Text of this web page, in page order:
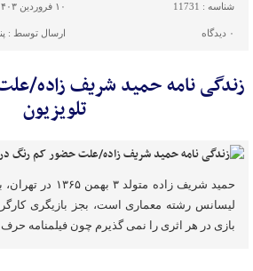
شناسه : 11731 ۱۰ فروردین ۱۴۰۳ - ۱۶:۵۸
۰ دیدگاه ارسال توسط :
زندگی نامه حمید شریف زاده/
تلویزیون
حمید شریف زاده
لیسانس رشته معماری است، بجز بازیگری
بازی در هر اثری را نمی گذیرم چون فیلمنامه